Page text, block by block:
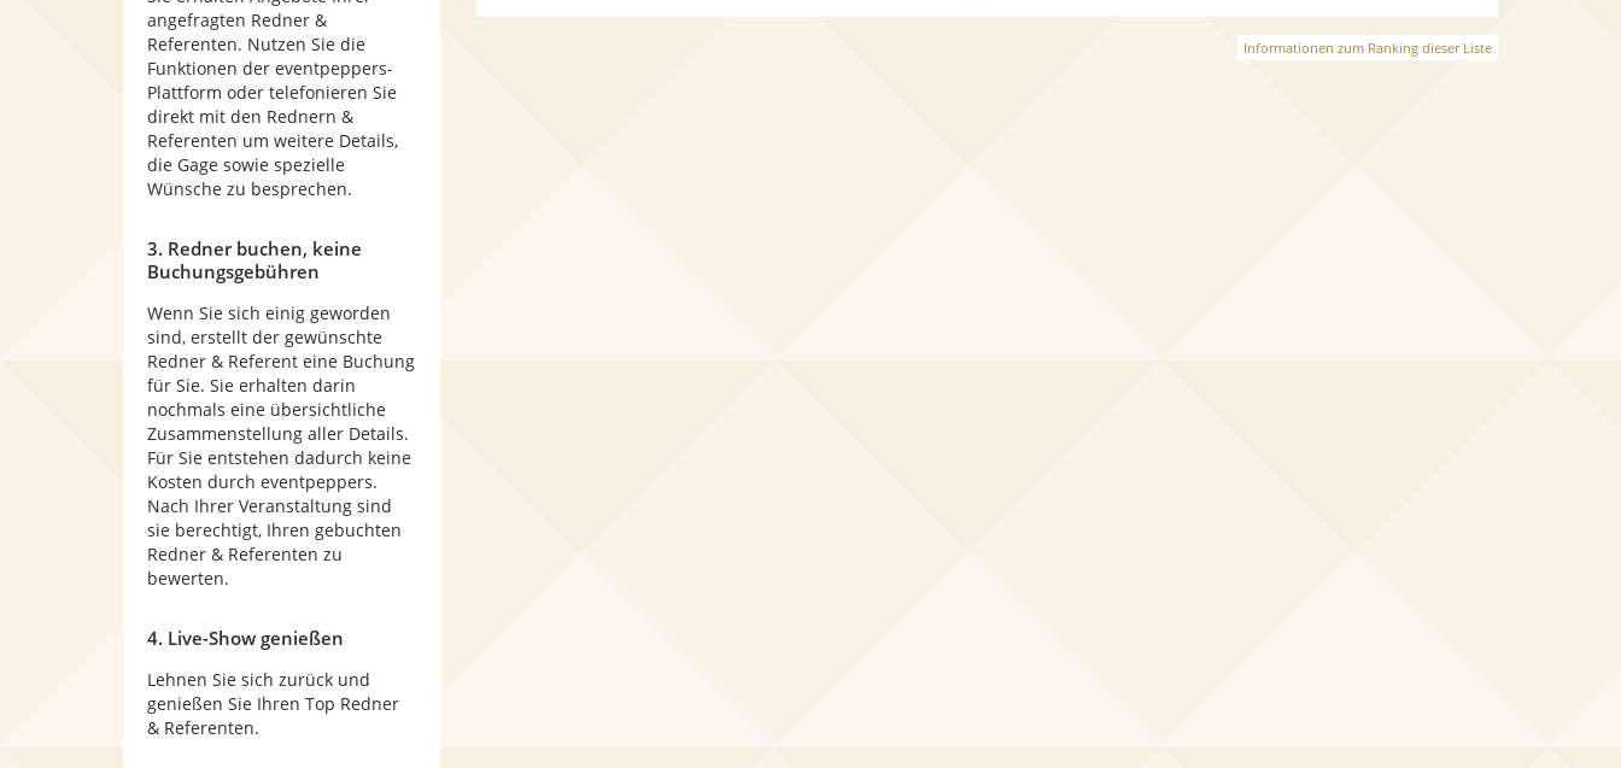
Informationen zum Ranking dieser Liste
angefragten Redner &
Referenten. Nutzen Sie die
Funktionen der eventpeppers-
Plattform oder telefonieren Sie
direkt mit den Rednern &
Referenten um weitere Details,
die Gage sowie spezielle
Wünsche zu besprechen.
3. Redner buchen, keine
Buchungsgebühren
Wenn Sie sich einig geworden
sind, erstellt der gewünschte
Redner & Referent eine Buchung
für Sie. Sie erhalten darin
nochmals eine übersichtliche
Zusammenstellung aller Details.
Für Sie entstehen dadurch keine
Kosten durch eventpeppers.
Nach Ihrer Veranstaltung sind
sie berechtigt, Ihren gebuchten
Redner & Referenten zu
bewerten.
4. Live-Show genießen
Lehnen Sie sich zurück und
genießen Sie Ihren Top Redner
& Referenten.